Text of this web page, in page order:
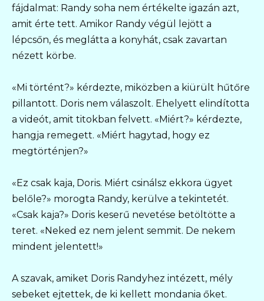
fájdalmat: Randy soha nem értékelte igazán azt,
amit érte tett. Amikor Randy végül lejött a
lépcsőn, és meglátta a konyhát, csak zavartan
nézett körbe.
«Mi történt?» kérdezte, miközben a kiürült hűtőre
pillantott. Doris nem válaszolt. Ehelyett elindította
a videót, amit titokban felvett. «Miért?» kérdezte,
hangja remegett. «Miért hagytad, hogy ez
megtörténjen?»
«Ez csak kaja, Doris. Miért csinálsz ekkora ügyet
belőle?» morogta Randy, kerülve a tekintetét.
«Csak kaja?» Doris keserű nevetése betöltötte a
teret. «Neked ez nem jelent semmit. De nekem
mindent jelentett!»
A szavak, amiket Doris Randyhez intézett, mély
sebeket ejtettek, de ki kellett mondania őket.